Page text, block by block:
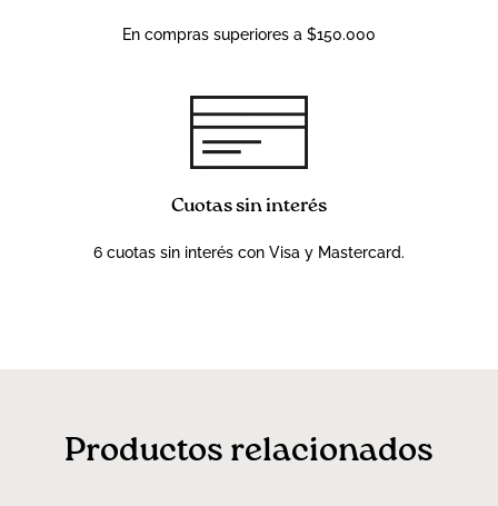
En compras superiores a $150.000
Cuotas sin interés
6 cuotas sin interés con Visa y Mastercard.
Productos relacionados